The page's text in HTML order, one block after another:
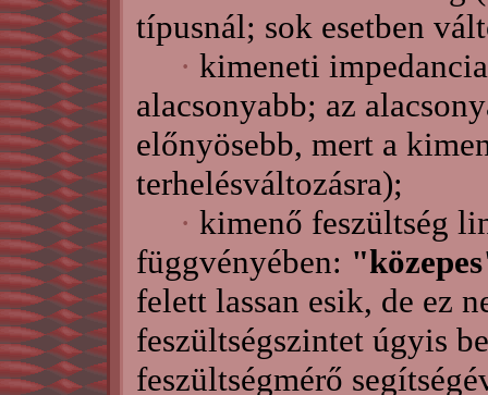
típusnál; sok esetben
· kimeneti
alacsonyabb; az
előnyösebb, mert a
terhelésváltozásra);
· kimenő feszültség
függvényében:
felett lassan esik, de ez
feszültségszintet úgyis
feszültségmérő